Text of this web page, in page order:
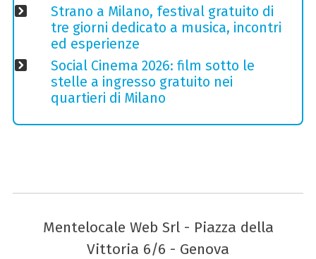
Strano a Milano, festival gratuito di
tre giorni dedicato a musica, incontri
ed esperienze
Social Cinema 2026: film sotto le
stelle a ingresso gratuito nei
quartieri di Milano
Mentelocale Web Srl - Piazza della
Vittoria 6/6 - Genova